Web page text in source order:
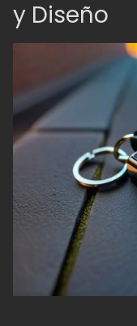
y Diseño